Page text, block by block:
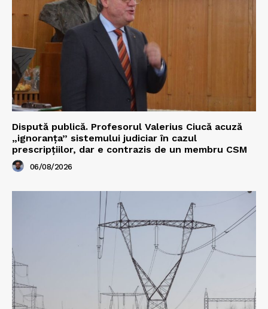
Dispută publică. Profesorul Valerius Ciucă acuză
„ignoranța” sistemului judiciar în cazul
prescripțiilor, dar e contrazis de un membru CSM
06/08/2026